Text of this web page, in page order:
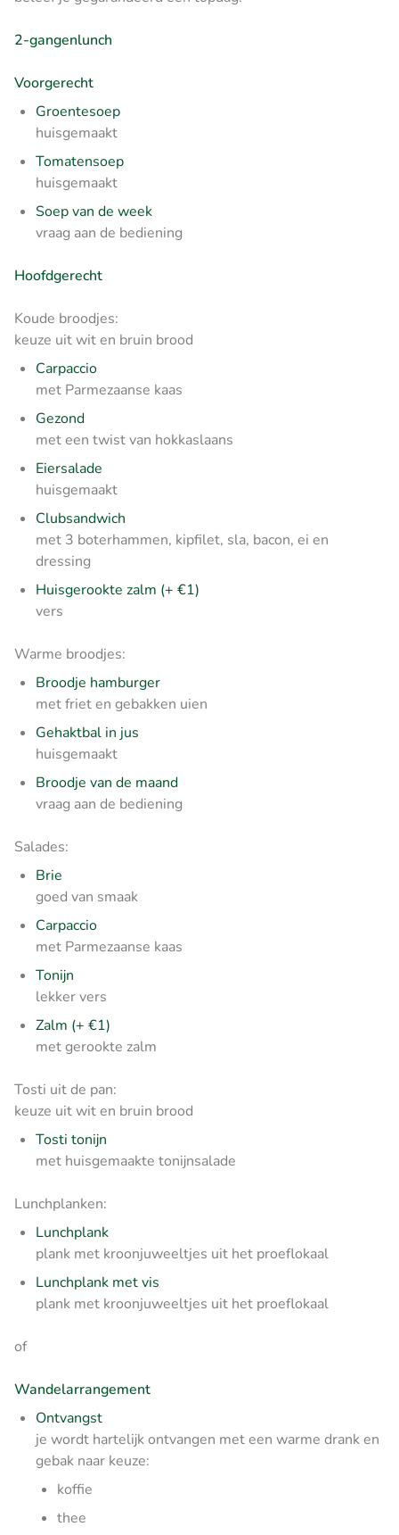
2-gangenlunch
Voorgerecht
Groentesoep
huisgemaakt
Tomatensoep
huisgemaakt
Soep van de week
vraag aan de bediening
Hoofdgerecht
Koude broodjes:
keuze uit wit en bruin brood
Carpaccio
met Parmezaanse kaas
Gezond
met een twist van hokkaslaans
Eiersalade
huisgemaakt
Clubsandwich
met 3 boterhammen, kipfilet, sla, bacon, ei en
dressing
Huisgerookte zalm (+ €1)
vers
Warme broodjes:
Broodje hamburger
met friet en gebakken uien
Gehaktbal in jus
huisgemaakt
Broodje van de maand
vraag aan de bediening
Salades:
Brie
goed van smaak
Carpaccio
met Parmezaanse kaas
Tonijn
lekker vers
Zalm (+ €1)
met gerookte zalm
Tosti uit de pan:
keuze uit wit en bruin brood
Tosti tonijn
met huisgemaakte tonijnsalade
Lunchplanken:
Lunchplank
plank met kroonjuweeltjes uit het proeflokaal
Lunchplank met vis
plank met kroonjuweeltjes uit het proeflokaal
of
Wandelarrangement
Ontvangst
je wordt hartelijk ontvangen met een warme drank en
gebak naar keuze:
koffie
thee